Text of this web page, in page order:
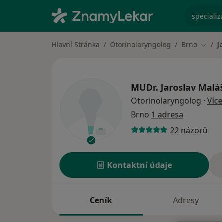
Hlavní Stránka Otorinolaryngolog Brno
MUDr. Jaroslav
Otorinolaryngolog · Více
Brno 1 adresa
22 názorů
Kontaktní údaje
Ceník Adresy